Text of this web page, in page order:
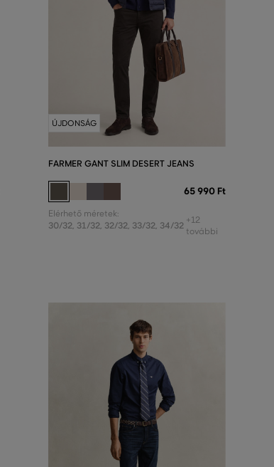
ÚJDONSÁG
FARMER GANT SLIM DESERT JEANS
65 990 Ft
Elérhető méretek:
30/32, 31/32, 32/32, 33/32, 34/32 +12
további